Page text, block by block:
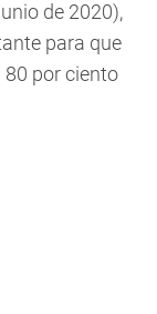
de 2020),
para que
80 por ciento